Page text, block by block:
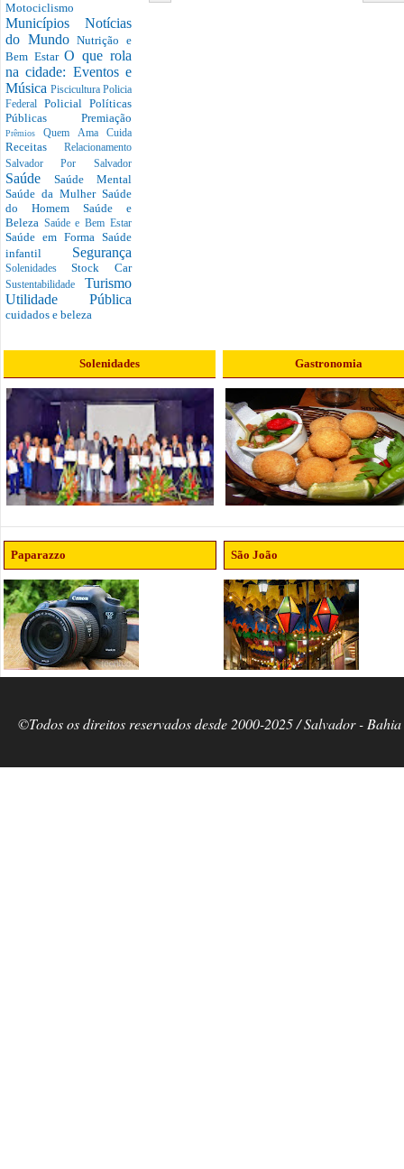
Motociclismo
Municípios Notícias
do MundoNutrição e
Bem EstarO que rola
na cidade: Eventos e
Música Piscicultura Policia
Federal Policial Políticas
Públicas Premiação
PrêmiosQuem Ama Cuida
Receitas Relacionamento
Salvador Por Salvador
Saúde Saúde Mental
Saúde da Mulher Saúde
do Homem Saúde e
Beleza Saúde e Bem Estar
Saúde em Forma Saúde
infantil Segurança
SolenidadesStock Car
Sustentabilidade Turismo
Utilidade Pública
cuidados e beleza
Solenidades Gastronomia
Paparazzo São João
©Todos os direitos reservados desde 2000-2025 / Salvador -